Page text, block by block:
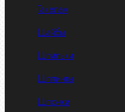
Такелаж
Шайбы
Шпильки
Шплинты
Шпонки